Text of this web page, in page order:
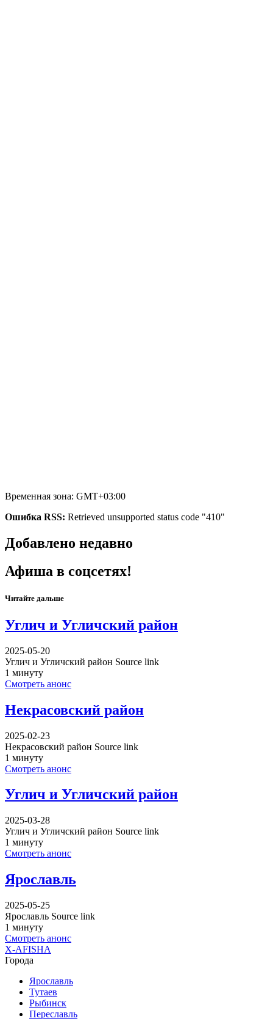
Временная зона: GMT+03:00
Ошибка RSS: Retrieved unsupported status code "410"
Добавлено недавно
Афиша в соцсетях!
Читайте дальше
Углич и Угличский район
2025-05-20
Углич и Угличский район Source link
1 минуту
Смотреть анонс
Некрасовский район
2025-02-23
Некрасовский район Source link
1 минуту
Смотреть анонс
Углич и Угличский район
2025-03-28
Углич и Угличский район Source link
1 минуту
Смотреть анонс
Ярославль
2025-05-25
Ярославль Source link
1 минуту
Смотреть анонс
X-AFISHA
Города
Ярославль
Тутаев
Рыбинск
Переславль